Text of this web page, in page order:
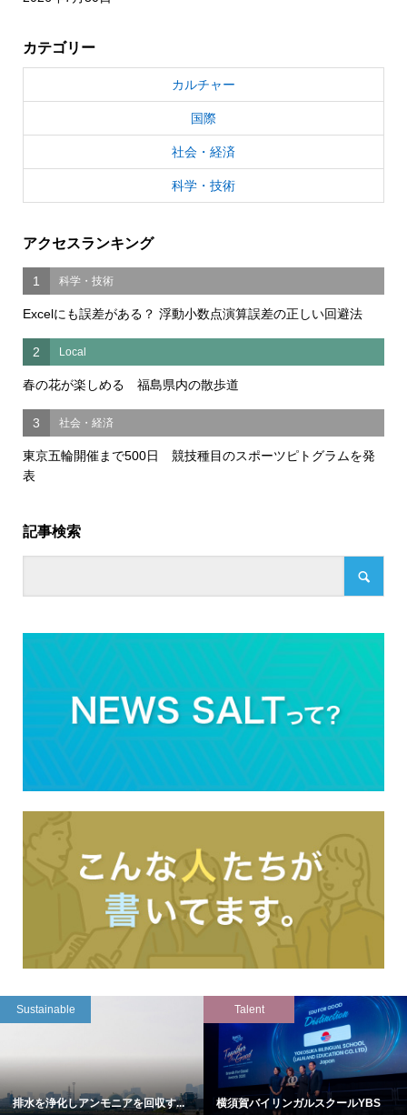
カテゴリー
カルチャー
国際
社会・経済
科学・技術
アクセスランキング
1 科学・技術
Excelにも誤差がある？ 浮動小数点演算誤差の正しい回避法
2 Local
春の花が楽しめる 福島県内の散歩道
3 社会・経済
東京五輪開催まで500日 競技種目のスポーツピトグラムを発
表
記事検索
Sustainable
排水を浄化しアンモニアを回収す...
Talent
横須賀バイリンガルスクールYBS